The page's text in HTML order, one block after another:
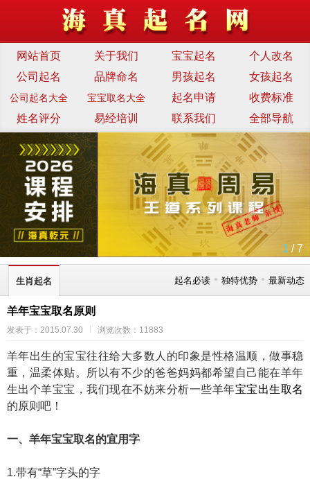
网站首页 关于我们 宝宝起名
个人改名
公司起名
品牌命名 男孩起名 女孩起名
公司起名大全 宝宝取名大全 起名申请
收费标准
姓名评分
易经培训 联系我们 全部导航
1 / 7
生肖起名 起名必读 • 独特优势 • 最新动态
羊年宝宝取名原则
发表于：2015.07.30 浏览次数：11883
羊年出生的宝宝往往给大多数人的印象是性格温顺，做事稳
重，温柔体贴。所以有不少的爸爸妈妈都希望自己能在羊年
生出个羊宝宝，我们现在不妨来分析一些羊年宝宝出生取名
的原则吧！
一、羊年宝宝取名的宜用字
1.带有“草”字头的字